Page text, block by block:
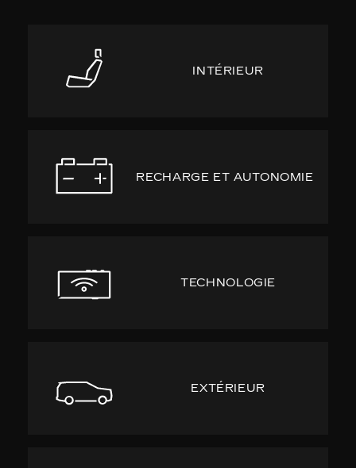
INTÉRIEUR
RECHARGE ET AUTONOMIE
TECHNOLOGIE
EXTÉRIEUR